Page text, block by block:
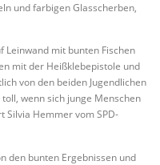
und farbigen Glasscherben,
mit bunten Fischen
mit der Heißklebepistole und
von den beiden Jugendlichen
wenn sich junge Menschen
Silvia Hemmer vom SPD-
den bunten Ergebnissen und